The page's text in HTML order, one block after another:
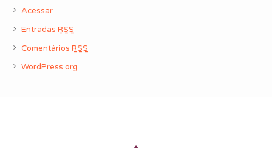
Acessar
EntradasRSS
ComentáriosRSS
WordPress.org